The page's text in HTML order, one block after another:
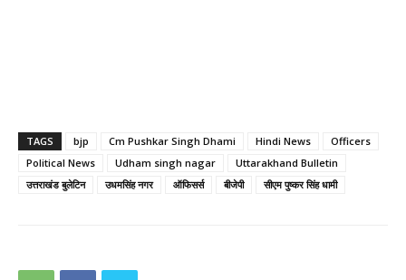
TAGS bjp Cm Pushkar Singh Dhami Hindi News
Officers
Political News
Udham singh nagar
Uttarakhand Bulletin
उत्तराखंड बुलेटिन
उधमसिंह नगर ऑफिसर्स बीजेपी सीएम पुष्कर सिंह धामी